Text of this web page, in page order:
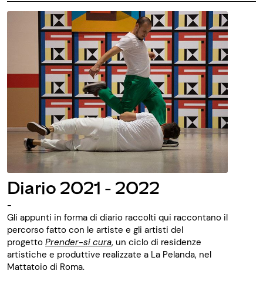
Diario 2021 - 2022
-
Gli appunti in forma di diario raccolti qui raccontano il
percorso fatto con le artiste e gli artisti del
progetto Prender-si cura, un ciclo di residenze
artistiche e produttive realizzate a La Pelanda, nel
Mattatoio di Roma.